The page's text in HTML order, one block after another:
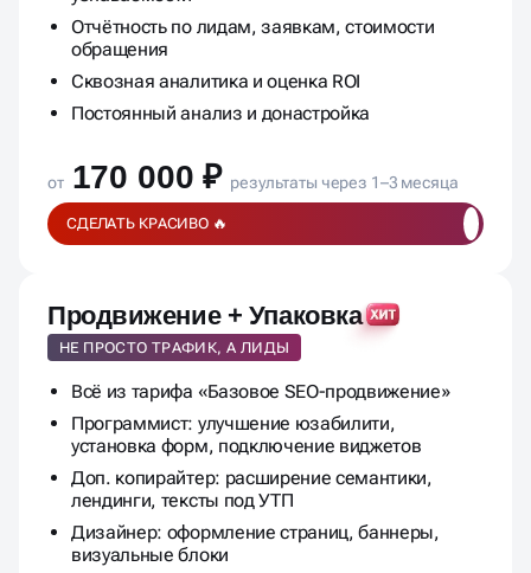
Отчётность по лидам, заявкам, стоимости
обращения
Сквозная аналитика и оценка ROI
Постоянный анализ и донастройка
от 170 000 ₽ результаты через 1–3 месяца
СДЕЛАТЬ КРАСИВО 🔥
Продвижение + Упаковка
НЕ ПРОСТО ТРАФИК, А ЛИДЫ
Всё из тарифа «Базовое SEO-продвижение»
Программист: улучшение юзабилити,
установка форм, подключение виджетов
Доп. копирайтер: расширение семантики,
лендинги, тексты под УТП
Дизайнер: оформление страниц, баннеры,
визуальные блоки